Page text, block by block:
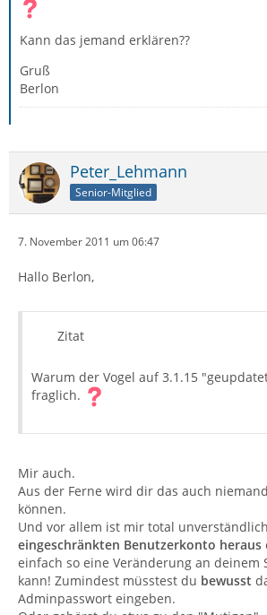
Kann das jemand erklären??
Gruß
Berlon
Peter_Lehmann
Senior-Mitglied
7. November 2011 um 06:47
Hallo Berlon,
Zitat
Warum der Vogel auf 3.1.15
fraglich.
Mir auch.
Aus der Ferne wird dir das auch
können.
Und vor allem ist mir total
eingeschränkten Benutzerkonto heraus
einfach so eine Veränderung an deinem
kann! Zumindest müsstest du bewusst
Adminpasswort eingeben.